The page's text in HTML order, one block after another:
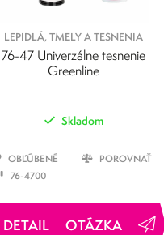
LEPIDLÁ, TMELY A TESNENIA
76-47 Univerzálne tesnenie
Greenline
Skladom
OBĽÚBENÉ
POROVNAŤ
76-4700
OTÁZKA